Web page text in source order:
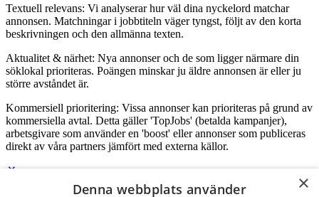
Textuell relevans: Vi analyserar hur väl dina nyckelord matchar
annonsen. Matchningar i jobbtiteln väger tyngst, följt av den korta
beskrivningen och den allmänna texten.
Aktualitet & närhet: Nya annonser och de som ligger närmare din
söklokal prioriteras. Poängen minskar ju äldre annonsen är eller ju
större avståndet är.
Kommersiell prioritering: Vissa annonser kan prioriteras på grund av
kommersiella avtal. Detta gäller 'TopJobs' (betalda kampanjer),
arbetsgivare som använder en 'boost' eller annonser som publiceras
direkt av våra partners jämfört med externa källor.
×
Denna webbplats använder